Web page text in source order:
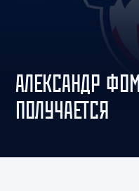
АЛЕКСАНДР
ПОЛУЧАЕТСЯ